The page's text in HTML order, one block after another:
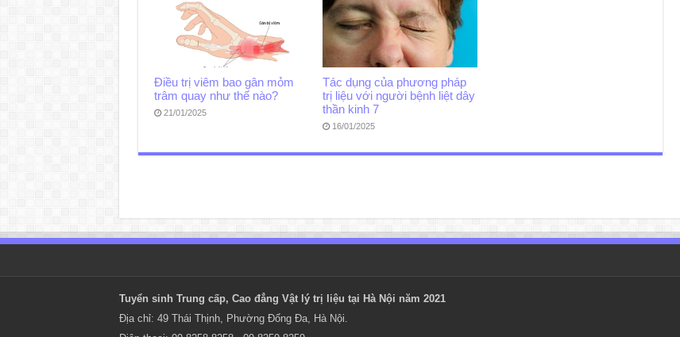
Điều trị viêm bao gân mỏm
trâm quay như thế nào?
21/01/2025
Tác dụng của phương pháp
trị liệu với người bệnh liệt dây
thần kinh 7
16/01/2025
Tuyển sinh Trung cấp, Cao đẳng Vật lý trị liệu tại Hà Nội năm 2021
Địa chỉ: 49 Thái Thịnh, Phường Đống Đa, Hà Nội.